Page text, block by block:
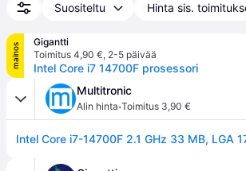
Suositeltu Hinta sis.
mainos
Gigantti
Toimitus 4,90 €, 2-5 päivää
Intel Core i7 14700F prosessori
Multitronic
Alin hinta·Toimitus 3,90 €